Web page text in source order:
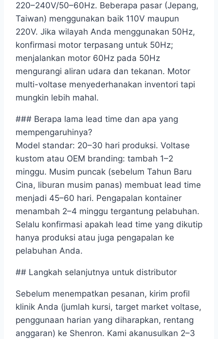
220–240V/50–60Hz. Beberapa pasar (Jepang,
Taiwan) menggunakan baik 110V maupun
220V. Jika wilayah Anda menggunakan 50Hz,
konfirmasi motor terpasang untuk 50Hz;
menjalankan motor 60Hz pada 50Hz
mengurangi aliran udara dan tekanan. Motor
multi-voltase menyederhanakan inventori tapi
mungkin lebih mahal.
### Berapa lama lead time dan apa yang
mempengaruhinya?
Model standar: 20–30 hari produksi. Voltase
kustom atau OEM branding: tambah 1–2
minggu. Musim puncak (sebelum Tahun Baru
Cina, liburan musim panas) membuat lead time
menjadi 45–60 hari. Pengapalan kontainer
menambah 2–4 minggu tergantung pelabuhan.
Selalu konfirmasi apakah lead time yang dikutip
hanya produksi atau juga pengapalan ke
pelabuhan Anda.
## Langkah selanjutnya untuk distributor
Sebelum menempatkan pesanan, kirim profil
klinik Anda (jumlah kursi, target market voltase,
penggunaan harian yang diharapkan, rentang
anggaran) ke Shenron. Kami akanusulkan 2–3